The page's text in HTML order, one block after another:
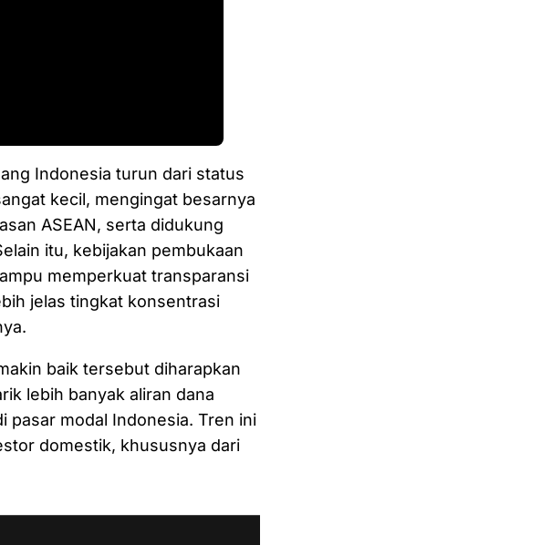
Indonesia turun dari status
kecil, mengingat besarnya
ASEAN, serta didukung
itu, kebijakan pembukaan
memperkuat transparansi
jelas tingkat konsentrasi
baik tersebut diharapkan
lebih banyak aliran dana
pasar modal Indonesia. Tren ini
domestik, khususnya dari